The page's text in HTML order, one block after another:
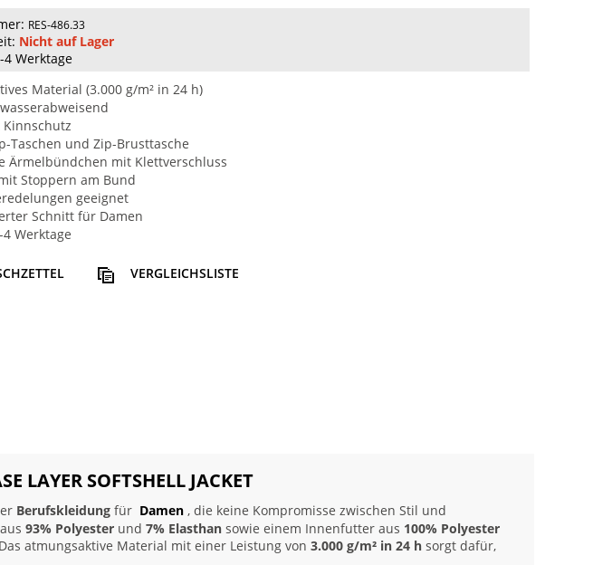
RES-486.33
Nicht auf Lager
Werktage
Material (3.000 g/m² in 24 h)
Taschen und Zip-Brusttasche
Ärmelbündchen mit Klettverschluss
Stoppern am Bund
geeignet
Schnitt für Damen
Werktage
VERGLEICHSLISTE
LAYER SOFTSHELL JACKET
Berufskleidung für Damen , die keine Kompromisse zwischen Stil und
93% Polyester und 7% Elasthan sowie einem Innenfutter aus 100% Polyester
atmungsaktive Material mit einer Leistung von 3.000 g/m² in 24 h sorgt dafür,